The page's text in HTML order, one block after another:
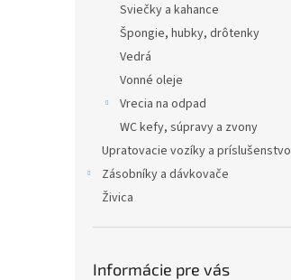
Sviečky a kahance
Špongie, hubky, drôtenky
Vedrá
Vonné oleje
Vrecia na odpad
WC kefy, súpravy a zvony
Upratovacie vozíky a príslušenstvo
Zásobníky a dávkovače
Živica
Informácie pre vás